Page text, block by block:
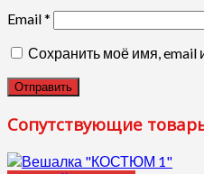
Email*
Сохранить моё имя, email
Сопутствующие